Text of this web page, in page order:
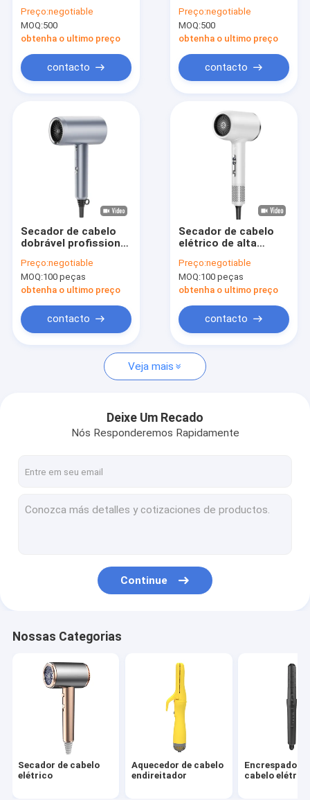
Produtos
Notícias
Casos
Solicite um orçamento
Aquecedor de cabelo endireitador
Encrespador de cabelo elétrico
Secador de cabelo de alta velocidade
Estilizador de cabelo multifuncional
com 3 configurações
de calor e recurso de
dobragem
Preço:negotiable
MOQ:500
obtenha o ultimo preço
contacto
em viagem
Preço:negotiable
MOQ:500
obtenha o ultimo preço
contacto
Secador de cabelo
dobrável profissional
Iônico 2400W Íon
negativo com difusor
Preço:negotiable
MOQ:100 peças
obtenha o ultimo preço
contacto
Secador de cabelo
elétrico de alta
com íons negativos
LED Display Digital
Baixo ruído
Preço:negotiable
MOQ:100 peças
obtenha o ultimo preço
contacto
Veja mais
Deixe Um Recado
Nós Responderemos Rapidamente
Continue
Nossas Categorias
Secador de cabelo
elétrico
Aquecedor de cabelo
endireitador
Encrespador
cabelo